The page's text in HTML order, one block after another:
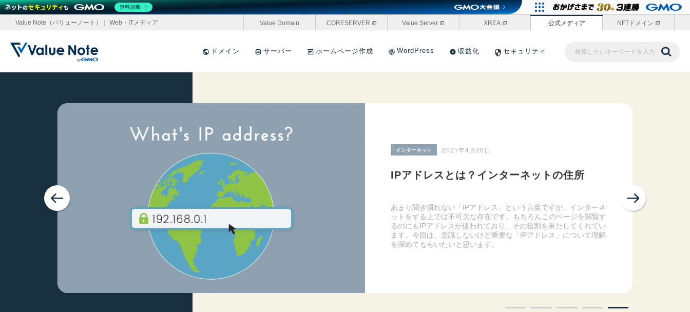
Value Note（バリューノート）｜ Web・ITメディア Value Domain CORESERVER Value Server XREA 公式メディア NFTドメイン
初心者向けホームページ＆メールアドレスの作成ガイド｜バリューノート
ドメイン サーバー ホームページ作成 WordPress 収益化 セキュリティ
インターネット 2021年4月20日
IPアドレスとは？インターネットの住所
あまり聞き慣れない「IPアドレス」という言葉ですが、インターネ
ットをする上では不可欠な存在です。もちろんこのページを閲覧す
るのにもIPアドレスが使われており、その役割を果たしてくれてい
ます。今回は、意識しないけど重要な「IPアドレス」について理解
を深めてもらいたいと思います。
Next
無料診断